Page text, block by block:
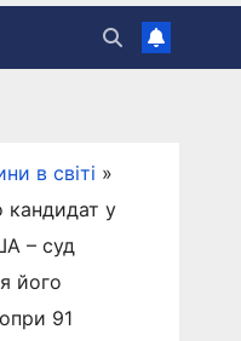
в світі »
у
– суд
його
91